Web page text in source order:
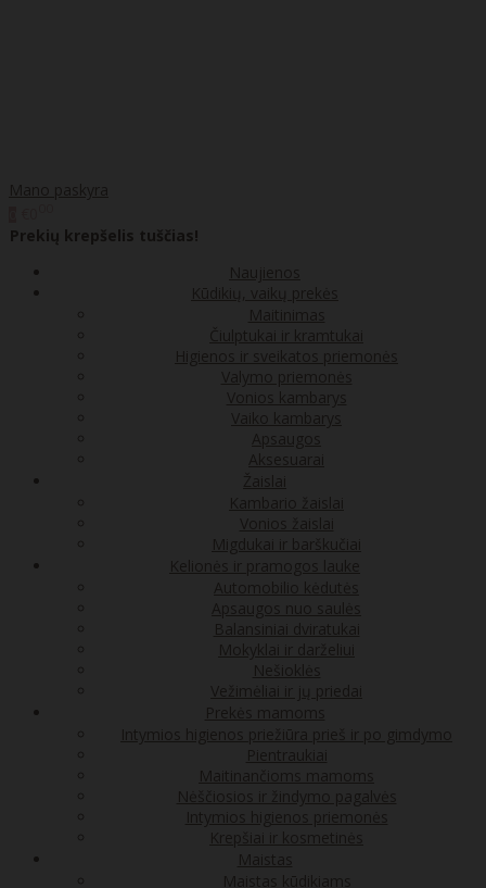
Mano paskyra
Prekių krepšelis tuščias!
Naujienos
Kūdikių, vaikų prekės
Maitinimas
Čiulptukai ir kramtukai
Higienos ir sveikatos priemonės
Valymo priemonės
Vonios kambarys
Vaiko kambarys
Apsaugos
Aksesuarai
Žaislai
Kambario žaislai
Vonios žaislai
Migdukai ir barškučiai
Kelionės ir pramogos lauke
Automobilio kėdutės
Apsaugos nuo saulės
Balansiniai dviratukai
Mokyklai ir darželiui
Nešioklės
Vežimėliai ir jų priedai
Prekės mamoms
Intymios higienos priežiūra prieš ir po gimdymo
Pientraukiai
Maitinančioms mamoms
Nėščiosios ir žindymo pagalvės
Intymios higienos priemonės
Krepšiai ir kosmetinės
Maistas
Maistas kūdikiams